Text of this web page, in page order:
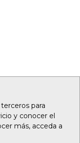
para
y conocer el
más, acceda a